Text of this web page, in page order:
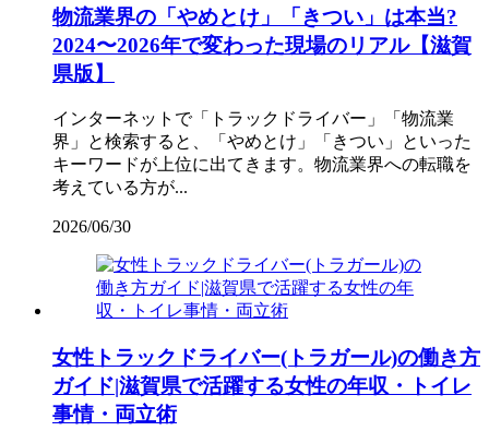
物流業界の「やめとけ」「きつい」は本当?
2024〜2026年で変わった現場のリアル【滋賀
県版】
インターネットで「トラックドライバー」「物流業
界」と検索すると、「やめとけ」「きつい」といった
キーワードが上位に出てきます。物流業界への転職を
考えている方が...
2026/06/30
女性トラックドライバー(トラガール)の働き方
ガイド|滋賀県で活躍する女性の年収・トイレ
事情・両立術